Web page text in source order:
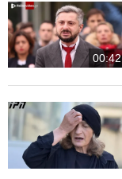
00:42